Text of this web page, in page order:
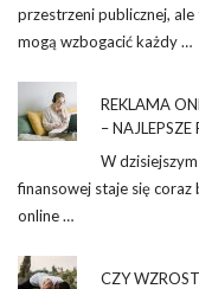
przestrzeni publicznej,
mogą wzbogacić każdy …
REKLAMA
– NAJLEPSZE
W
finansowej staje się
online …
CZY